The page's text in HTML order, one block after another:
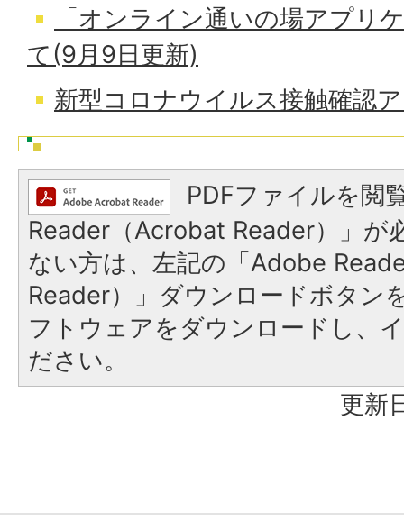
「オンライン通いの場アプリ
て(9月9日更新)
新型コロナウイルス接触確認
PDFファイルを閲
Reader（Acrobat Reader）」が
ない方は、左記の「Adobe
Reader）」ダウンロードボタン
フトウェアをダウンロードし、
ださい。
更新